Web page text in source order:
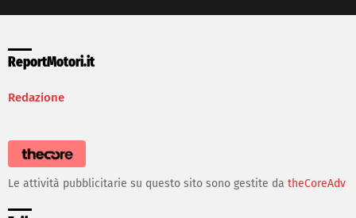
ReportMotori.it
Redazione
Le attività pubblicitarie su questo sito sono gestite da theCoreAdv